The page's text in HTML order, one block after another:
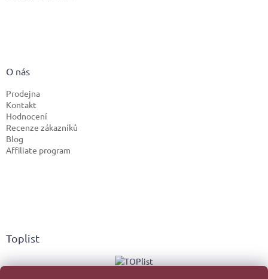
O nás
Prodejna
Kontakt
Hodnocení
Recenze zákazníků
Blog
Affiliate program
Toplist